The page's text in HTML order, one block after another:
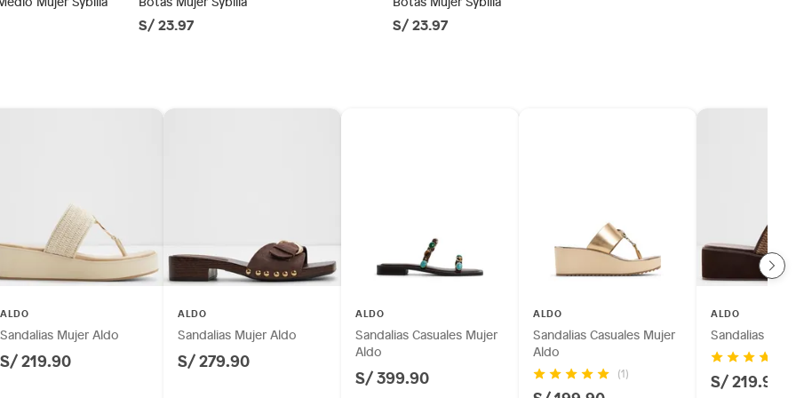
a 8 cm)
tecnología, línea blanca, colchones, muebles,
S/ 23.97 S/ 23.97
ALDO
Sandalias Mujer Aldo
S/ 219.90
ALDO
Sandalias Mujer Aldo
S/ 279.90
ALDO
Sandalias Casuales Mujer
Aldo
S/ 399.90
ALDO
Sandalias Casuales Mujer
Aldo
(1)
ALDO
Sandalias
S/ 219.90